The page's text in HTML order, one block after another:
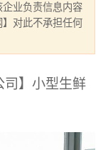
业负责信息内容
对此不承担任何
司】小型生鲜